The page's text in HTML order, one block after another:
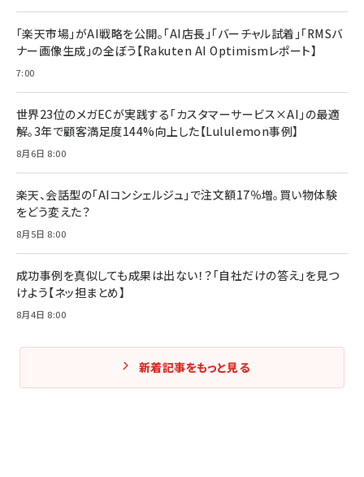
「楽天市場」がAI戦略を公開。「AI店長」「バーチャル試着」「RMSバ
ナー画像生成」の全ぼう【Rakuten AI Optimismレポート】
7:00
世界23位のメガECが実践する「カスタマーサービス×AI」の最適
解。3年で顧客満足度144%向上した【Lululemon事例】
8月6日 8:00
楽天、会話型の「AIコンシェルジュ」で注文額17％増。買い物体験
をどう変えた？
8月5日 8:00
成功事例を真似しても成果は出ない！？「自社だけの答え」を見つ
けよう【ネッ担まとめ】
8月4日 8:00
新着記事をもっと見る